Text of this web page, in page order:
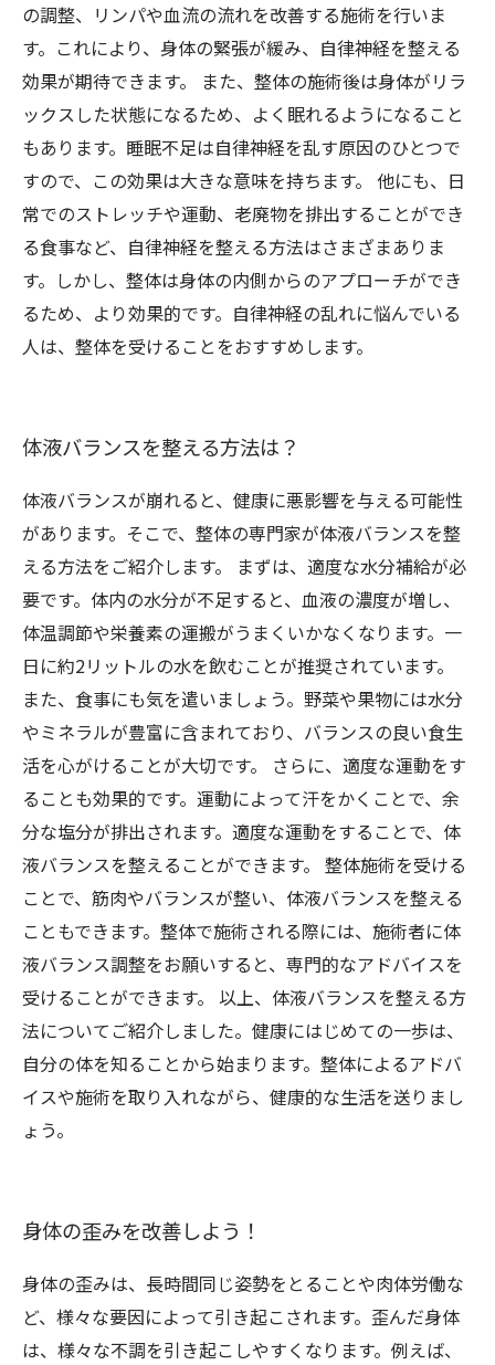
の調整、リンパや血流の流れを改善する施術を行いま
す。これにより、身体の緊張が緩み、自律神経を整える
効果が期待できます。 また、整体の施術後は身体がリラ
ックスした状態になるため、よく眠れるようになること
もあります。睡眠不足は自律神経を乱す原因のひとつで
すので、この効果は大きな意味を持ちます。 他にも、日
常でのストレッチや運動、老廃物を排出することができ
る食事など、自律神経を整える方法はさまざまありま
す。しかし、整体は身体の内側からのアプローチができ
るため、より効果的です。自律神経の乱れに悩んでいる
人は、整体を受けることをおすすめします。
体液バランスを整える方法は？
体液バランスが崩れると、健康に悪影響を与える可能性
があります。そこで、整体の専門家が体液バランスを整
える方法をご紹介します。 まずは、適度な水分補給が必
要です。体内の水分が不足すると、血液の濃度が増し、
体温調節や栄養素の運搬がうまくいかなくなります。一
日に約2リットルの水を飲むことが推奨されています。
また、食事にも気を遣いましょう。野菜や果物には水分
やミネラルが豊富に含まれており、バランスの良い食生
活を心がけることが大切です。 さらに、適度な運動をす
ることも効果的です。運動によって汗をかくことで、余
分な塩分が排出されます。適度な運動をすることで、体
液バランスを整えることができます。 整体施術を受ける
ことで、筋肉やバランスが整い、体液バランスを整える
こともできます。整体で施術される際には、施術者に体
液バランス調整をお願いすると、専門的なアドバイスを
受けることができます。 以上、体液バランスを整える方
法についてご紹介しました。健康にはじめての一歩は、
自分の体を知ることから始まります。整体によるアドバ
イスや施術を取り入れながら、健康的な生活を送りまし
ょう。
身体の歪みを改善しよう！
身体の歪みは、長時間同じ姿勢をとることや肉体労働な
ど、様々な要因によって引き起こされます。歪んだ身体
は、様々な不調を引き起こしやすくなります。例えば、